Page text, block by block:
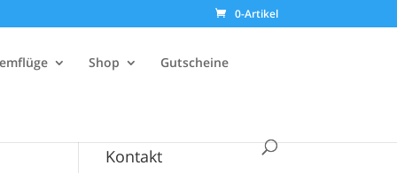
0-Artikel
Shop Gutscheine
Kontakt